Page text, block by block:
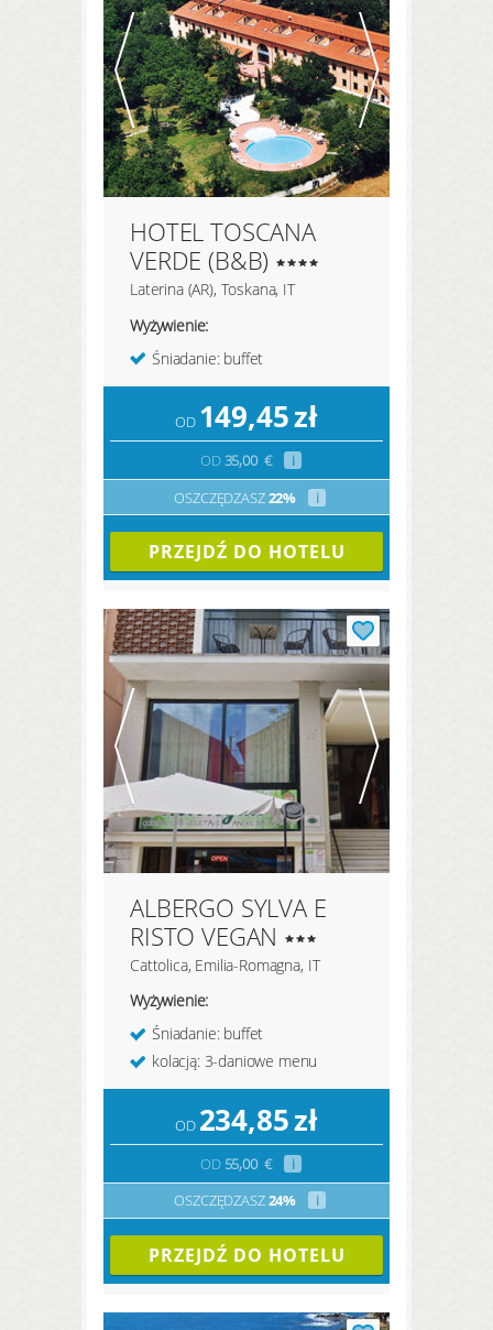
HOTEL TOSCANA
VERDE (B&B)
Laterina (AR), Toskana, IT
Wyżywienie:
Śniadanie: buffet
OD 149,45zł
OD35,00 €
i
OSZCZĘDZASZ22% i
PRZEJDŹ DO HOTELU
ALBERGO SYLVA E
RISTO VEGAN
Cattolica, Emilia-Romagna, IT
Wyżywienie:
Śniadanie: buffet
kolacją: 3-daniowe menu
OD 234,85zł
OD55,00 €
i
OSZCZĘDZASZ24% i
PRZEJDŹ DO HOTELU